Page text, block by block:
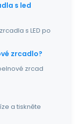
s led
s LED po
zrcadlo?
zrcad
a tiskněte